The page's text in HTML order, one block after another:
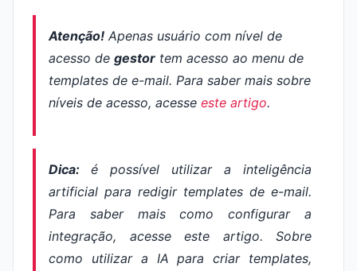
Atenção! Apenas usuário com nível de
acesso de gestor tem acesso ao menu de
templates de e-mail. Para saber mais sobre
níveis de acesso, acesse este artigo.
Dica: é possível utilizar a inteligência
artificial para redigir templates de e-mail.
Para saber mais como configurar a
integração, acesse este artigo. Sobre
como utilizar a IA para criar templates,